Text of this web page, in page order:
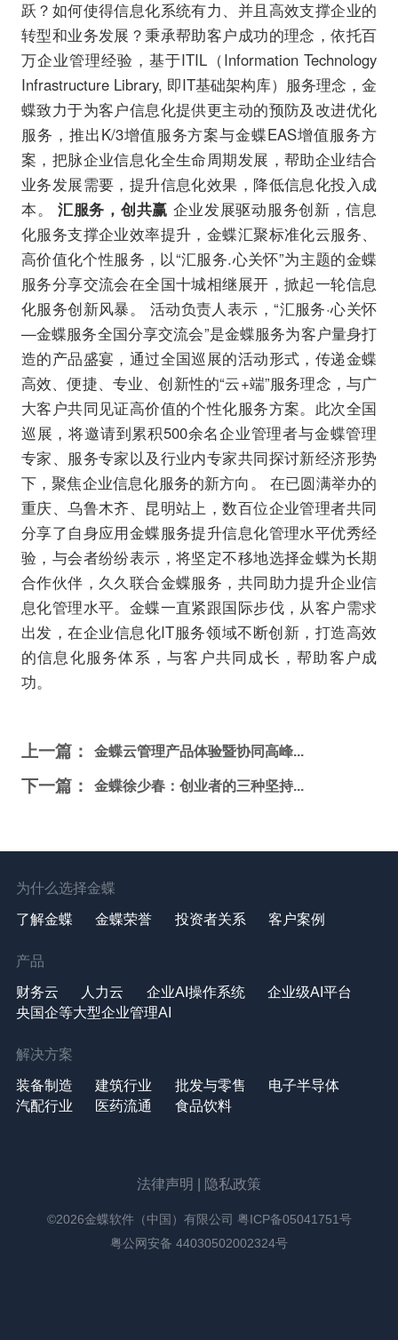
跃？如何使得信息化系统有力、并且高效支撑企业的
转型和业务发展？秉承帮助客户成功的理念，依托百
万企业管理经验，基于ITIL（Information Technology
Infrastructure Library, 即IT基础架构库）服务理念，金
蝶致力于为客户信息化提供更主动的预防及改进优化
服务，推出K/3增值服务方案与金蝶EAS增值服务方
案，把脉企业信息化全生命周期发展，帮助企业结合
业务发展需要，提升信息化效果，降低信息化投入成
本。汇服务，创共赢 企业发展驱动服务创新，信息
化服务支撑企业效率提升，金蝶汇聚标准化云服务、
高价值化个性服务，以“汇服务.心关怀”为主题的金蝶
服务分享交流会在全国十城相继展开，掀起一轮信息
化服务创新风暴。 活动负责人表示，“汇服务·心关怀
—金蝶服务全国分享交流会”是金蝶服务为客户量身打
造的产品盛宴，通过全国巡展的活动形式，传递金蝶
高效、便捷、专业、创新性的“云+端”服务理念，与广
大客户共同见证高价值的个性化服务方案。此次全国
巡展，将邀请到累积500余名企业管理者与金蝶管理
专家、服务专家以及行业内专家共同探讨新经济形势
下，聚焦企业信息化服务的新方向。 在已圆满举办的
重庆、乌鲁木齐、昆明站上，数百位企业管理者共同
分享了自身应用金蝶服务提升信息化管理水平优秀经
验，与会者纷纷表示，将坚定不移地选择金蝶为长期
合作伙伴，久久联合金蝶服务，共同助力提升企业信
息化管理水平。金蝶一直紧跟国际步伐，从客户需求
出发，在企业信息化IT服务领域不断创新，打造高效
的信息化服务体系，与客户共同成长，帮助客户成
功。
上一篇： 金蝶云管理产品体验暨协同高峰...
下一篇： 金蝶徐少春：创业者的三种坚持...
为什么选择金蝶
了解金蝶 金蝶荣誉 投资者关系 客户案例
产品
财务云 人力云 企业AI操作系统
企业级AI平台
央国企等大型企业管理AI
解决方案
装备制造 建筑行业 批发与零售
电子半导体
汽配行业
医药流通 食品饮料
法律声明 隐私政策
©2026金蝶软件（中国）有限公司 粤ICP备05041751号
粤公网安备 44030502002324号